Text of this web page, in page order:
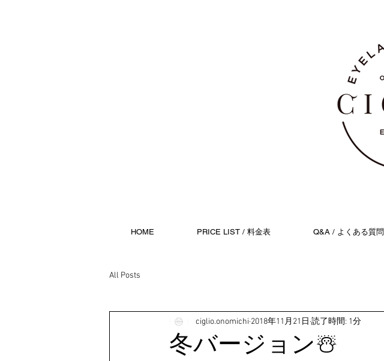
HOME PRICE LIST / 料金表 Q&A / よくある質問
All Posts
冬バージョン☃️
ciglio.onomichi 2018年11月21日 読了時間: 1分